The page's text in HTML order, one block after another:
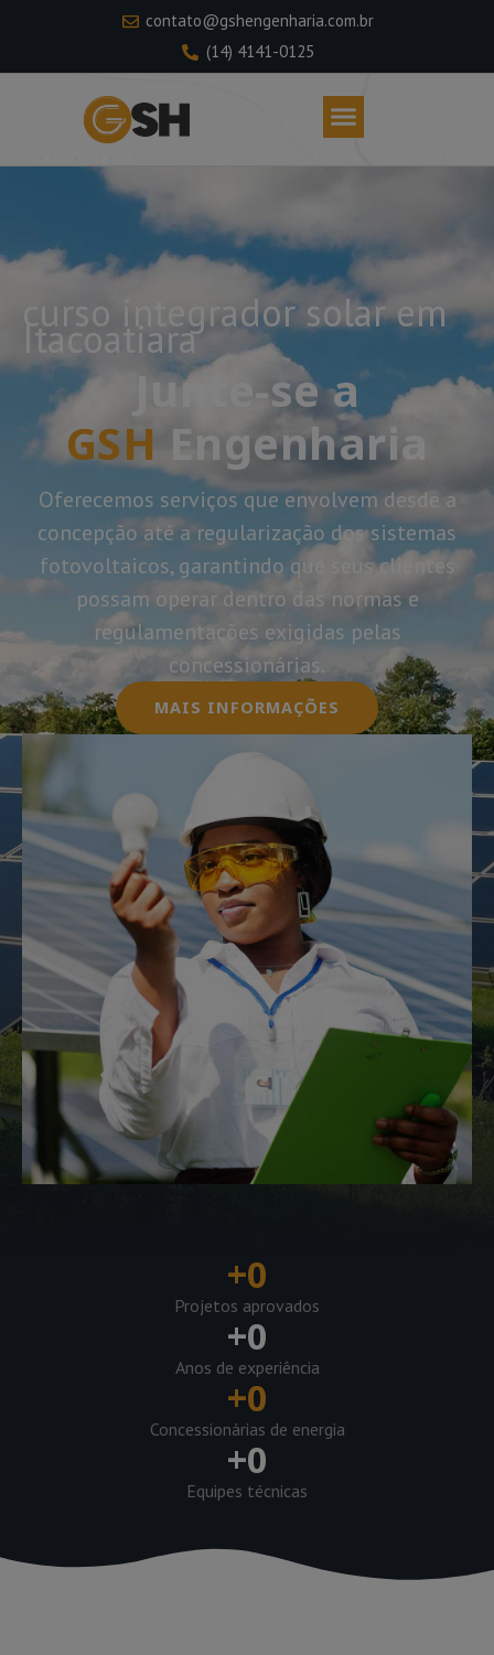
contato@gshengenharia.com.br
(14) 4141-0125
curso integrador solar em
Itacoatiara
Junte-se a
GSH Engenharia
Oferecemos serviços que envolvem desde a
concepção até a regularização dos sistemas
fotovoltaicos, garantindo que seus clientes
possam operar dentro das normas e
regulamentações exigidas pelas
concessionárias.
MAIS INFORMAÇÕES
+0
Projetos aprovados
+0
Anos de experiência
+0
Concessionárias de energia
+0
Equipes técnicas